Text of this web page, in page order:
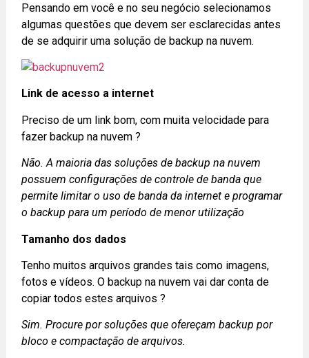
Pensando em você e no seu negócio selecionamos
algumas questões que devem ser esclarecidas antes
de se adquirir uma solução de backup na nuvem.
Link de acesso a internet
Preciso de um link bom, com muita velocidade para
fazer backup na nuvem ?
Não. A maioria das soluções de backup na nuvem
possuem configurações de controle de banda que
permite limitar o uso de banda da internet e programar
o backup para um período de menor utilização
Tamanho dos dados
Tenho muitos arquivos grandes tais como imagens,
fotos e vídeos. O backup na nuvem vai dar conta de
copiar todos estes arquivos ?
Sim. Procure por soluções que ofereçam backup por
bloco e compactação de arquivos.